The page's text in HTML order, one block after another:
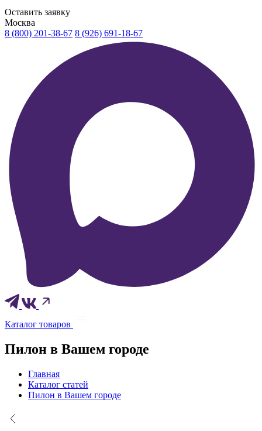
Оставить заявку
Москва
8 (800) 201-38-67 8 (926) 691-18-67
Каталог товаров
Пилон в Вашем городе
Главная
Каталог статей
Пилон в Вашем городе